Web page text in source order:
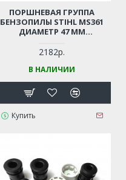
ПОРШНЕВАЯ ГРУППА
БЕНЗОПИЛЫ STIHL MS361
ДИАМЕТР 47 ММ
2182р.
В НАЛИЧИИ
Купить